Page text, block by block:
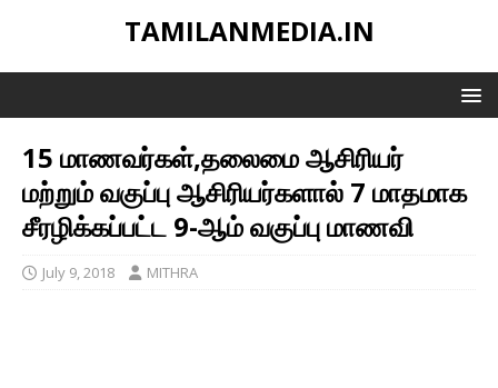
TAMILANMEDIA.IN
15 மாணவர்கள்,தலைமை ஆசிரியர்
மற்றும் வகுப்பு ஆசிரியர்களால் 7 மாதமாக
சீரழிக்கப்பட்ட 9-ஆம் வகுப்பு மாணவி
July 9, 2018 MITHRA